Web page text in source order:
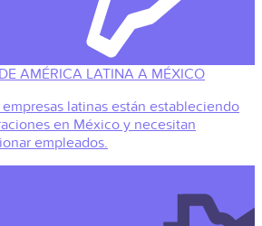
AMÉRICA LATINA A MÉXICO
empresas latinas están estableciendo
en México y necesitan
empleados.